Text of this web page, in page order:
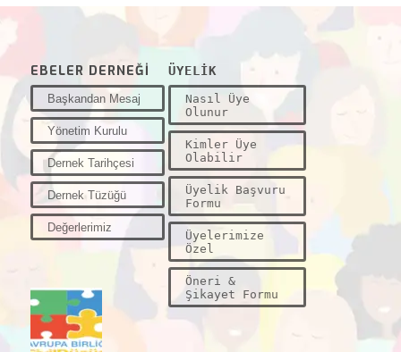
EBELER DERNEĞİ
Başkandan Mesaj
Yönetim Kurulu
Dernek Tarihçesi
Dernek Tüzüğü
Değerlerimiz
ÜYELİK
Nasıl Üye
Olunur
Kimler Üye
Olabilir
Üyelik Başvuru
Formu
Üyelerimize
Özel
Öneri &
Şikayet Formu